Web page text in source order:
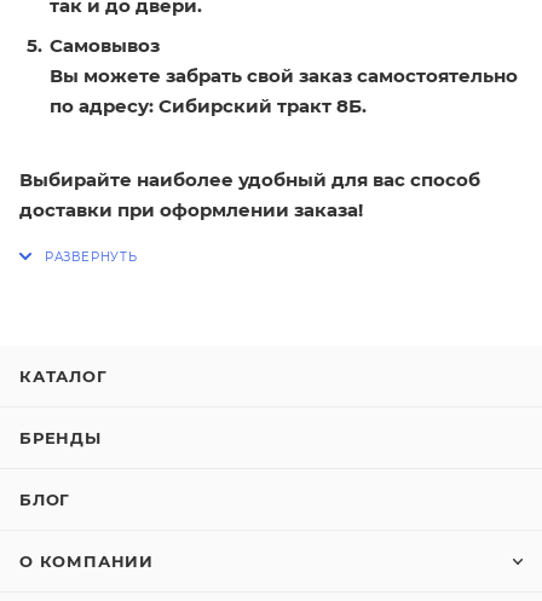
так и до двери.
Самовывоз
Вы можете забрать свой заказ самостоятельно
по адресу: Сибирский тракт 8Б.
Выбирайте наиболее удобный для вас способ
доставки при оформлении заказа!
КАТАЛОГ
БРЕНДЫ
БЛОГ
О КОМПАНИИ